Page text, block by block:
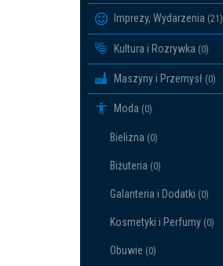
Imprezy, Wydarzenia (21)
Kultura i Rozrywka (0)
Maszyny i Przemysł (0)
Moda (0)
Bielizna (0)
Biżuteria (0)
Galanteria i Dodatki (0)
Kosmetyki i Perfumy (0)
Obuwie (0)